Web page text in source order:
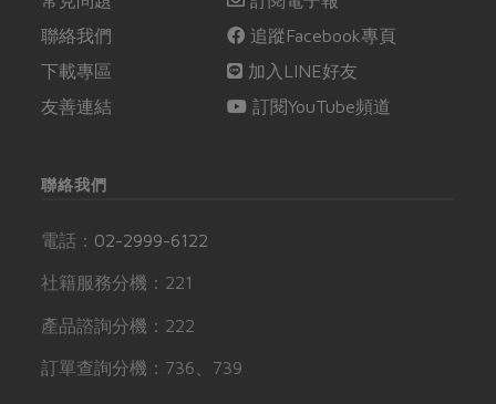
聯絡我們
下載專區
友善連結
追蹤Facebook專頁
加入LINE好友
訂閱YouTube頻道
聯絡我們
電話： 02-2999-6122
社籍服務分機：221
產品諮詢分機：222
訂單查詢分機：736、739